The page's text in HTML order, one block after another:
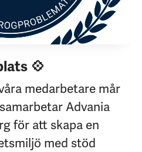
💠
medarbetare mår
Advania
för att skapa en
med stöd